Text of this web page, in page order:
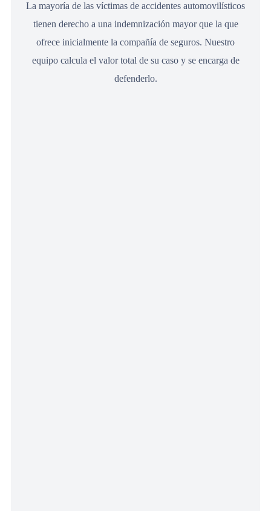
La mayoría de las víctimas de accidentes automovilísticos
tienen derecho a una indemnización mayor que la que
ofrece inicialmente la compañía de seguros. Nuestro
equipo calcula el valor total de su caso y se encarga de
defenderlo.